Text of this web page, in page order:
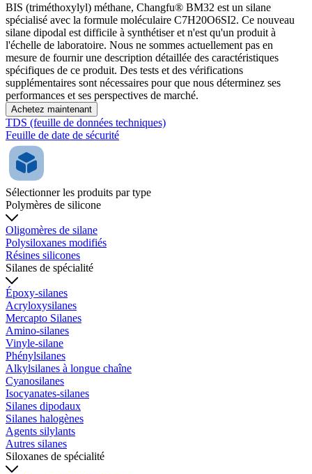
BIS (triméthoxylyl) méthane, Changfu® BM32 est un silane
spécialisé avec la formule moléculaire C7H20O6SI2. Ce nouveau
silane dipodal est difficile à synthétiser et n'est qu'un produit à
l'échelle de laboratoire. Nous ne sommes actuellement pas en
mesure de fournir une description détaillée des caractéristiques
spécifiques de ce produit. Des tests et des vérifications
supplémentaires sont nécessaires pour que nous déterminez ses
performances et ses perspectives de marché.
Achetez maintenant
TDS (feuille de données techniques)
Feuille de date de sécurité
Sélectionner les produits par type
Polymères de silicone
Oligomères de silane
Polysiloxanes modifiés
Résines silicones
Silanes de spécialité
Époxy-silanes
Acryloxysilanes
Mercapto Silanes
Amino-silanes
Vinyle-silane
Phénylsilanes
Alkylsilanes à longue chaîne
Cyanosilanes
Isocyanates-silanes
Silanes dipodaux
Silanes halogènes
Agents silylants
Autres silanes
Siloxanes de spécialité